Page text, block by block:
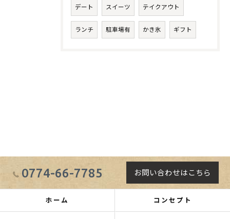
デート スイーツ テイクアウト
ランチ 駐車場有 かき氷 ギフト
0774-66-7785 お問い合わせはこちら
ホーム コンセプト